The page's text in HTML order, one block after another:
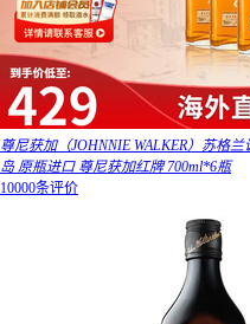
尊尼获加（JOHNNIE WALKER）苏格
岛 原瓶进口 尊尼获加红牌 700ml*6瓶
10000条评价